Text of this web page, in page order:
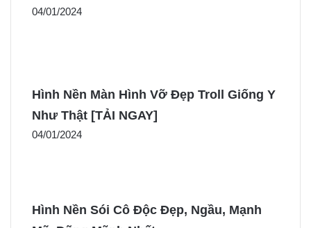
04/01/2024
Hình Nền Màn Hình Vỡ Đẹp Troll Giống Y
Như Thật [TẢI NGAY]
04/01/2024
Hình Nền Sói Cô Độc Đẹp, Ngầu, Mạnh